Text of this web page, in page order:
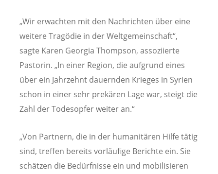
„Wir erwachten mit den Nachrichten über eine
weitere Tragödie in der Weltgemeinschaft“,
sagte Karen Georgia Thompson, assoziierte
Pastorin. „In einer Region, die aufgrund eines
über ein Jahrzehnt dauernden Krieges in Syrien
schon in einer sehr prekären Lage war, steigt die
Zahl der Todesopfer weiter an.“
„Von Partnern, die in der humanitären Hilfe tätig
sind, treffen bereits vorläufige Berichte ein. Sie
schätzen die Bedürfnisse ein und mobilisieren